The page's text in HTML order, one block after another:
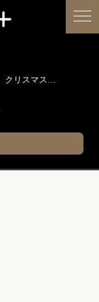
deco+（デコプラス）はプリザーブドフラワーから造花、クリスマス装飾、イルミネーションに至るまで扱う広島のディスプレイ専門ショップです。